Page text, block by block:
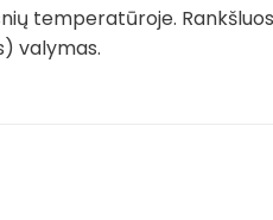
temperatūroje.
valymas.